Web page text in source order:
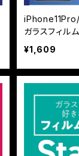
iPhone11Pro/
ガラスフィル
¥1,609